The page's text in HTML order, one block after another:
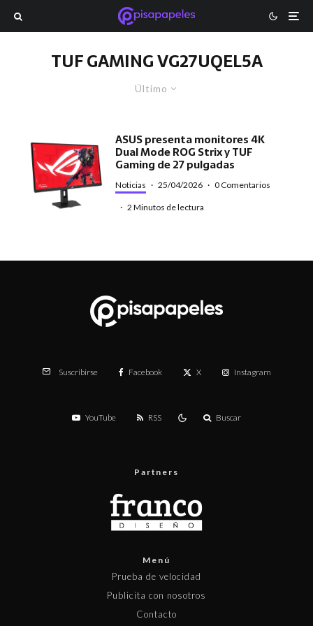
TUF GAMING VG27UQEL5A
Último
ASUS presenta monitores 4K
Dual Mode ROG Strix y TUF
Gaming de 27 pulgadas
Noticias · 25/04/2026 · 0 Comentarios
· 2 Minutos de lectura
Suscribirse Facebook X Instagram
YouTube RSS Buscar
Partners
Menú
Prueba de velocidad
Publicita con nosotros
Contacto